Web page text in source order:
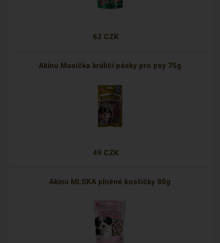
62 CZK
Akinu Masíčka králičí pásky pro psy 75g
49 CZK
Akinu MLSKA plněné kostičky 80g